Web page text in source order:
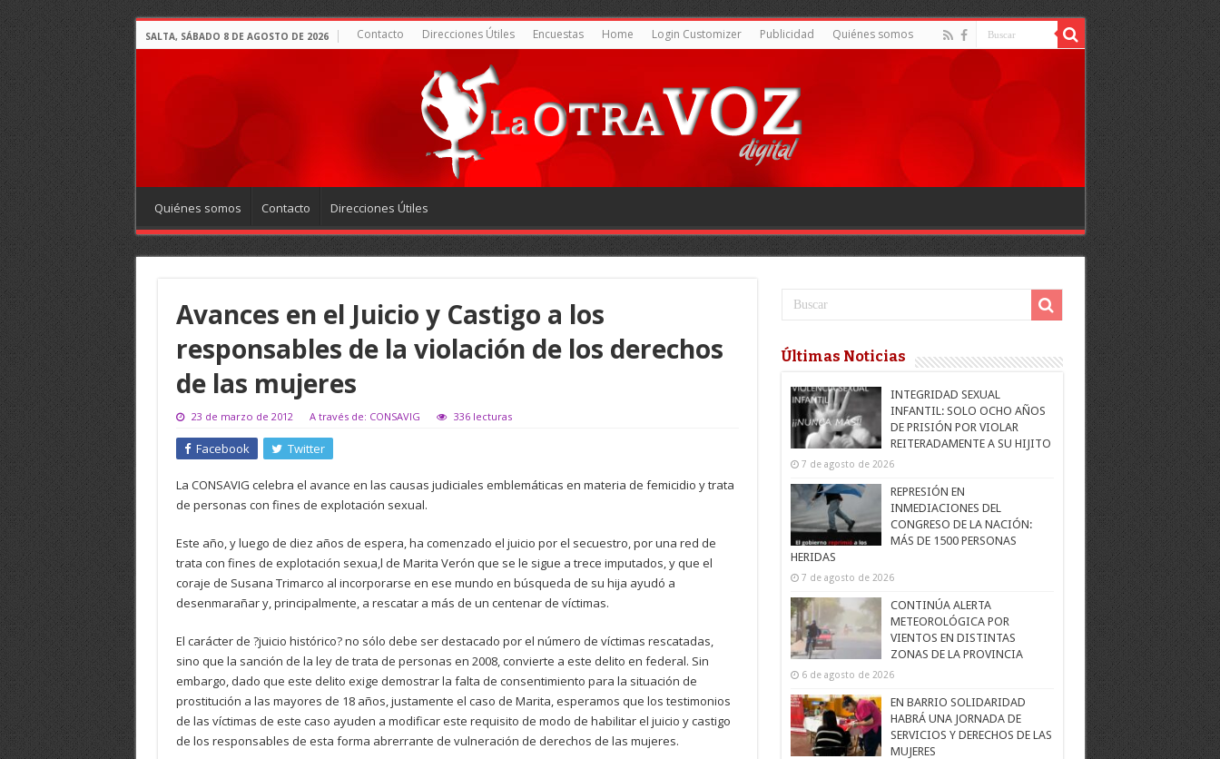
SALTA, SÁBADO 8 DE AGOSTO DE 2026 Contacto Direcciones Útiles Encuestas Home Login Customizer Publicidad Quiénes somos
Quiénes somos Contacto Direcciones Útiles
Avances en el Juicio y Castigo a los
responsables de la violación de los derechos
de las mujeres
23 de marzo de 2012 A través de: CONSAVIG 336 lecturas
Facebook Twitter
La CONSAVIG celebra el avance en las causas judiciales emblemáticas en materia de femicidio y trata
de personas con fines de explotación sexual.
Este año, y luego de diez años de espera, ha comenzado el juicio por el secuestro, por una red de
trata con fines de explotación sexua,l de Marita Verón que se le sigue a trece imputados, y que el
coraje de Susana Trimarco al incorporarse en ese mundo en búsqueda de su hija ayudó a
desenmarañar y, principalmente, a rescatar a más de un centenar de víctimas.
El carácter de ?juicio histórico? no sólo debe ser destacado por el número de víctimas rescatadas,
sino que la sanción de la ley de trata de personas en 2008, convierte a este delito en federal. Sin
embargo, dado que este delito exige demostrar la falta de consentimiento para la situación de
prostitución a las mayores de 18 años, justamente el caso de Marita, esperamos que los testimonios
de las víctimas de este caso ayuden a modificar este requisito de modo de habilitar el juicio y castigo
de los responsables de esta forma abrerrante de vulneración de derechos de las mujeres.
Últimas Noticias
INTEGRIDAD SEXUAL
INFANTIL: SOLO OCHO AÑOS
DE PRISIÓN POR VIOLAR
REITERADAMENTE A SU HIJITO
7 de agosto de 2026
REPRESIÓN EN
INMEDIACIONES DEL
CONGRESO DE LA NACIÓN:
MÁS DE 1500 PERSONAS
HERIDAS
7 de agosto de 2026
CONTINÚA ALERTA
METEOROLÓGICA POR
VIENTOS EN DISTINTAS
ZONAS DE LA PROVINCIA
6 de agosto de 2026
EN BARRIO SOLIDARIDAD
HABRÁ UNA JORNADA DE
SERVICIOS Y DERECHOS DE LAS
MUJERES